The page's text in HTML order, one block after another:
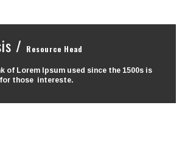
/ Resource Head
of Lorem Ipsum used since the 1500s is
those intereste.